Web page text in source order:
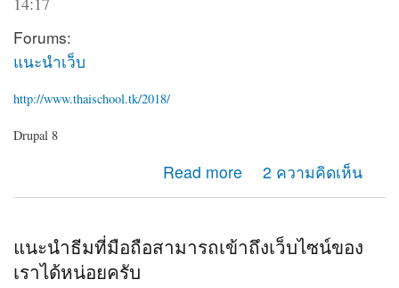
Forums:
แนะนำเว็บ
http://www.thaischool.tk/2018/
Drupal 8
Read more
about แนะนำเว็บไซต์ โรงเรียน ทดลองใช้ฟรี2 ความคิดเห็น
แนะนำธีมที่มือถือสามารถเข้าถึงเว็บไซน์ของ
เราได้หน่อยครับ